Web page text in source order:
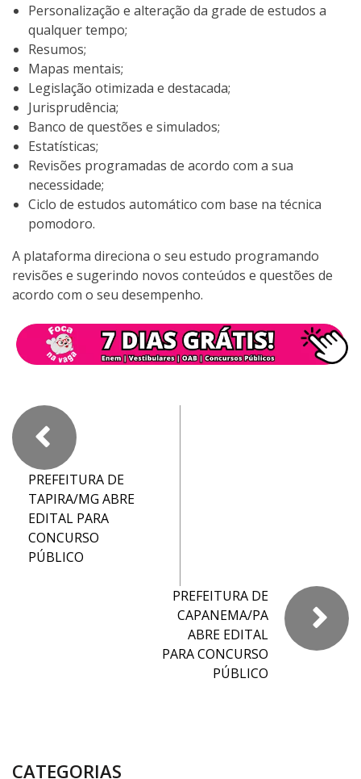
Personalização e alteração da grade de estudos a
qualquer tempo;
Resumos;
Mapas mentais;
Legislação otimizada e destacada;
Jurisprudência;
Banco de questões e simulados;
Estatísticas;
Revisões programadas de acordo com a sua
necessidade;
Ciclo de estudos automático com base na técnica
pomodoro.
A plataforma direciona o seu estudo programando
revisões e sugerindo novos conteúdos e questões de
acordo com o seu desempenho.
PREFEITURA DE
TAPIRA/MG ABRE
EDITAL PARA
CONCURSO
PÚBLICO
PREFEITURA DE
CAPANEMA/PA
ABRE EDITAL
PARA CONCURSO
PÚBLICO
CATEGORIAS